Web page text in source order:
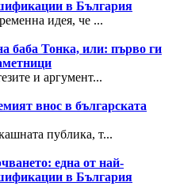
в България
идея, че ...
баба Тонка, или: първо ги
и аргумент...
внос в българската
публика, т...
една от най-
в България